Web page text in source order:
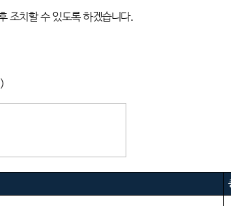
조치할 수 있도록 하겠습니다.
)